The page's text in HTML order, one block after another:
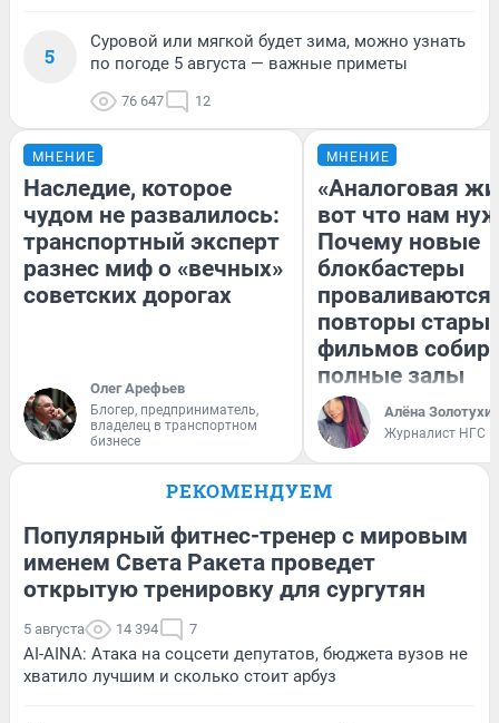
5
Суровой или мягкой будет зима, можно узнать
по погоде 5 августа — важные приметы
76 647 12
МНЕНИЕ
Наследие, которое
чудом не развалилось:
транспортный эксперт
разнес миф о «вечных»
советских дорогах
Олег Арефьев
Блогер, предприниматель,
владелец в транспортном
бизнесе
МНЕНИЕ
«Аналоговая
вот что нам
Почему новые
блокбастеры
повторы
фильмов
полные залы
Алёна
Журналист НГС
РЕКОМЕНДУЕМ
Популярный фитнес-тренер с мировым
именем Света Ракета проведет
открытую тренировку для сургутян
5 августа 14 394 7
AI-AINA: Атака на соцсети депутатов, бюджета вузов не
хватило лучшим и сколько стоит арбуз